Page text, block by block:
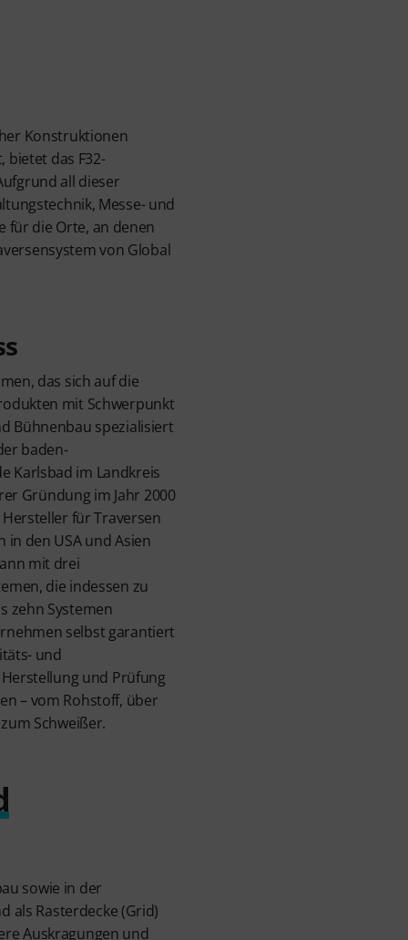
Konstruktionen
bietet das F32-
all dieser
Messe- und
für die Orte, an denen
von Global
das sich auf die
mit Schwerpunkt
Bühnenbau spezialisiert
baden-
Karlsbad im Landkreis
Gründung im Jahr 2000
für Traversen
den USA und Asien
mit drei
die indessen zu
zehn Systemen
selbst garantiert
und
und Prüfung
– vom Rohstoff, über
Schweißer.
sowie in der
als Rasterdecke (Grid)
Auskragungen und